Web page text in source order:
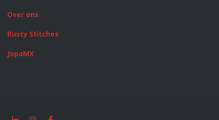
Over ons
Rusty Stitches
JopaMX